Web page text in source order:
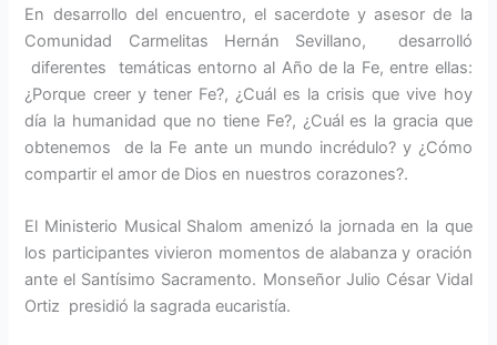
En desarrollo del encuentro, el sacerdote y asesor de la
Comunidad Carmelitas Hernán Sevillano, desarrolló
diferentes temáticas entorno al Año de la Fe, entre ellas:
¿Porque creer y tener Fe?, ¿Cuál es la crisis que vive hoy
día la humanidad que no tiene Fe?, ¿Cuál es la gracia que
obtenemos de la Fe ante un mundo incrédulo? y ¿Cómo
compartir el amor de Dios en nuestros corazones?.
El Ministerio Musical Shalom amenizó la jornada en la que
los participantes vivieron momentos de alabanza y oración
ante el Santísimo Sacramento. Monseñor Julio César Vidal
Ortiz presidió la sagrada eucaristía.